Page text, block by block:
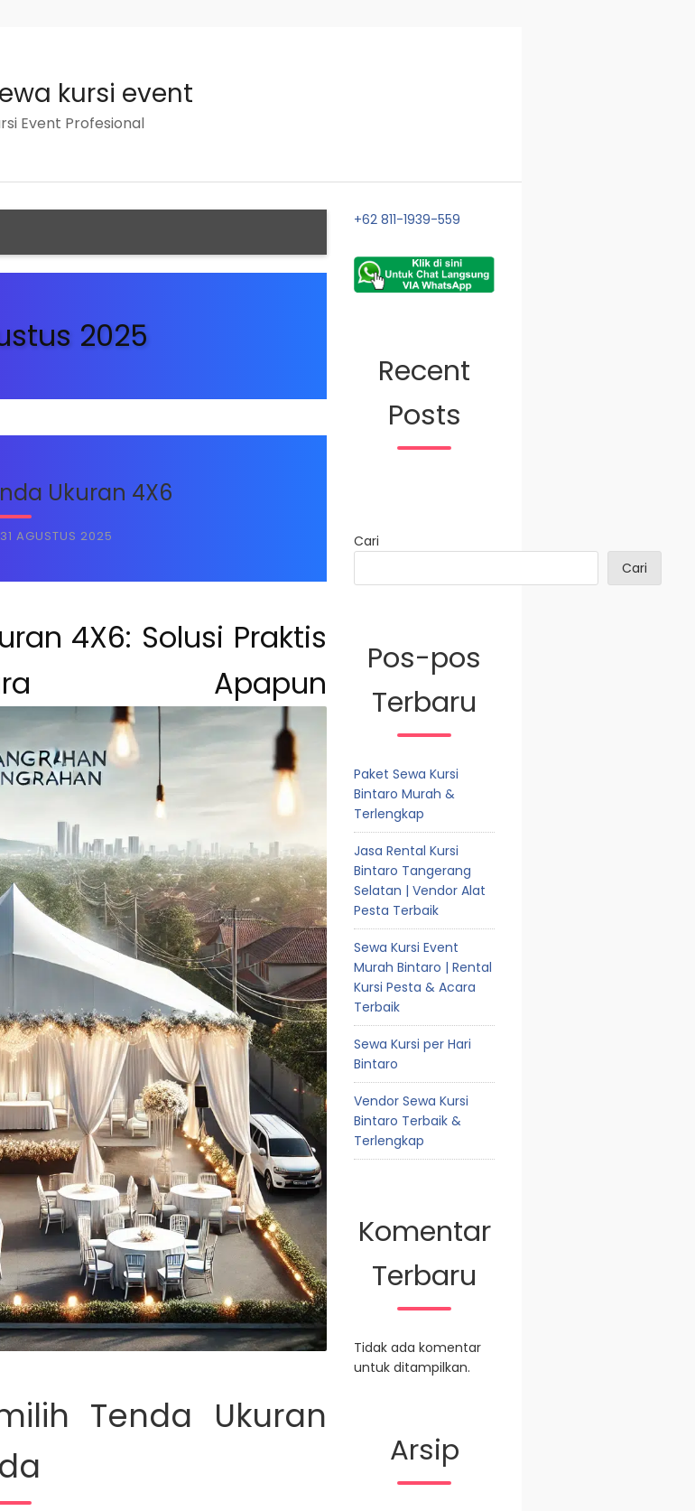
kursi event
Event Profesional
2025
Ukuran 4X6
31 AGUSTUS 2025
4X6: Solusi Praktis
Apapun
Tenda Ukuran
+62 811-1939-559
Recent
Posts
Cari
Cari
Pos-pos
Terbaru
Paket Sewa Kursi
Bintaro Murah &
Terlengkap
Jasa Rental Kursi
Bintaro Tangerang
Selatan | Vendor Alat
Pesta Terbaik
Sewa Kursi Event
Murah Bintaro | Rental
Kursi Pesta & Acara
Terbaik
Sewa Kursi per Hari
Bintaro
Vendor Sewa Kursi
Bintaro Terbaik &
Terlengkap
Komentar
Terbaru
Tidak ada komentar
untuk ditampilkan.
Arsip